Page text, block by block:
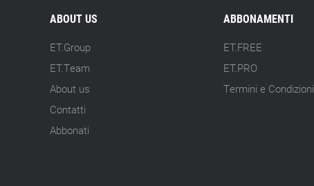
ABOUT US
ET.Group
ET.Team
About us
Contatti
Abbonati
ABBONAMENTI
ET.FREE
ET.PRO
Termini e Condizioni